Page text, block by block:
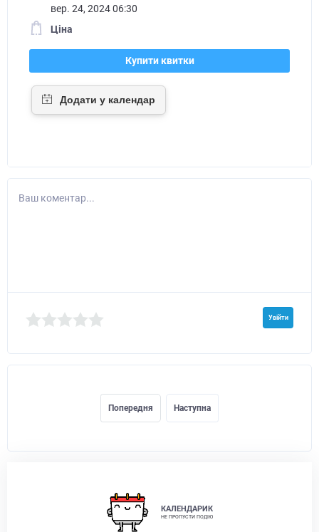
вер. 24, 2024 06:30
Ціна
Купити квитки
Ваш коментар...
Увійти
Попередня Наступна
КАЛЕНДАРИК
НЕ ПРОПУСТИ ПОДІЮ